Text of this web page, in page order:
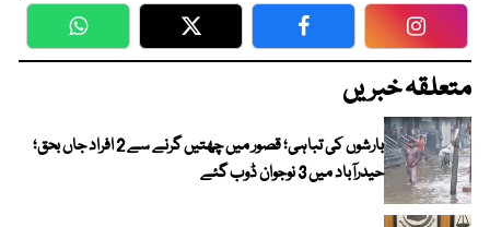
WhatsApp Twitter Facebook
متعلقہ خبریں
بارشوں کی تباہی؛ قصور میں چھتیں گرنے سے 2 افراد جاں بحق؛
حیدرآباد میں 3 نوجوان ڈوب گئے